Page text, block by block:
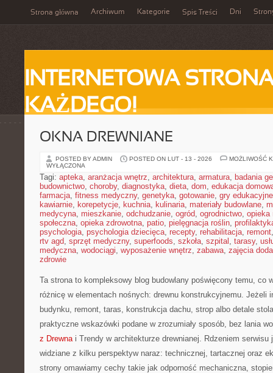
Strona główna Archiwum Kategorie Spis Treści Dni
INTERNETOWA
KAŻDEGO!
OKNA DREWNIANE
POSTED BY ADMIN POSTED ON LUT - 13 - 2026
MOŻLIWOŚĆ
WYŁĄCZONA
Tagi: apteka, aranżacja wnętrz, architektura, armatura, badania
budownictwo, choroby, diagnostyka, dieta, dom, edukacja
farmacja, fitness medyczny, genetyka, gotowanie, gry edukacyjne
kawiarnie, korepetycje, kuchnia, kulinaria, materiały budowlane,
medycyna, mieszkanie, odchudzanie, ogród, ogrodnictwo, opieka
społeczna, opieka zdrowotna, patio, pielęgnacja roślin,
psychologia, psychologia dziecięca, recepty, rehabilitacja, remont
rtv agd, sprzęt medyczny, superfoods, szkoła, szpital , tarasy,
medyczna, wodociągi, wyposażenie wnętrz, zabawa, zajęcia
zdrowie
Ta strona to kompleksowy blog budowlany poświęcony temu, co
różnicę w elementach nośnych: drewnu konstrukcyjnemu. Jeżeli
budynku, remont, taras, konstrukcja dachu, strop albo detale
praktyczne wskazówki podane w zrozumiały sposób, bez lania
z Drewnai Trendy w architekturze drewnianej. Rdzeniem serwisu
widziane z kilku perspektyw naraz: technicznej, tartacznej oraz
strony omawiamy cechy takie jak odporność mechaniczna,